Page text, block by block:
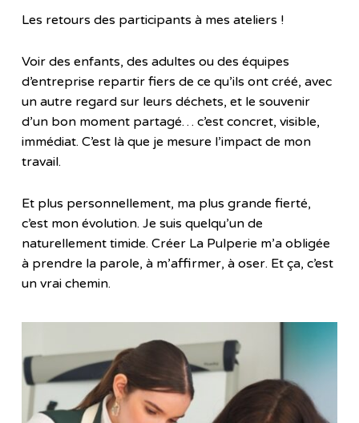
Les retours des participants à mes ateliers !
Voir des enfants, des adultes ou des équipes
d’entreprise repartir fiers de ce qu’ils ont créé, avec
un autre regard sur leurs déchets, et le souvenir
d’un bon moment partagé… c’est concret, visible,
immédiat. C’est là que je mesure l’impact de mon
travail.
Et plus personnellement, ma plus grande fierté,
c’est mon évolution. Je suis quelqu’un de
naturellement timide. Créer La Pulperie m’a obligée
à prendre la parole, à m’affirmer, à oser. Et ça, c’est
un vrai chemin.